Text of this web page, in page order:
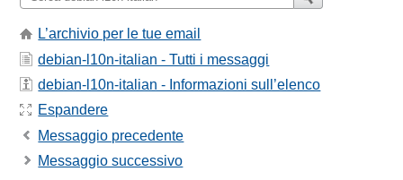
L’archivio per le tue email
debian-l10n-italian - Tutti i messaggi
debian-l10n-italian - Informazioni sull’elenco
Espandere
Messaggio precedente
Messaggio successivo